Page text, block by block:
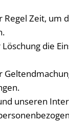
Zeit, um
die
unseren